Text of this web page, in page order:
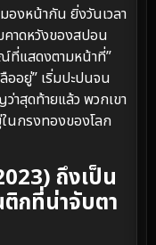
งหน้ากัน ยิ่งวันเวลา
คาดหวังของสปอน
ที่แสดงตามหน้าที่”
ออยู่” เริ่มปะปนจน
าสุดท้ายแล้ว พวกเขา
นกรงทองของโลก
ถึงเป็น
กที่น่าจับตา